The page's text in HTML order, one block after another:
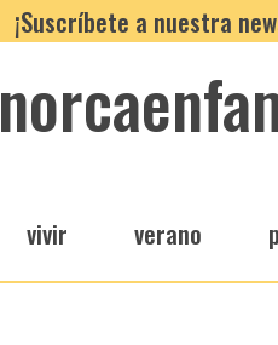
¡Suscríbete a nuestra
vivir verano